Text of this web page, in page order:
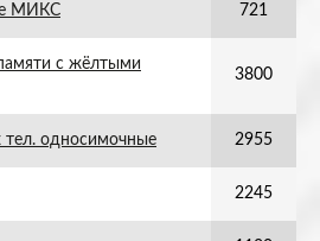
МИКС 721
с жёлтыми
3800
тел. односимочные 2955
2245